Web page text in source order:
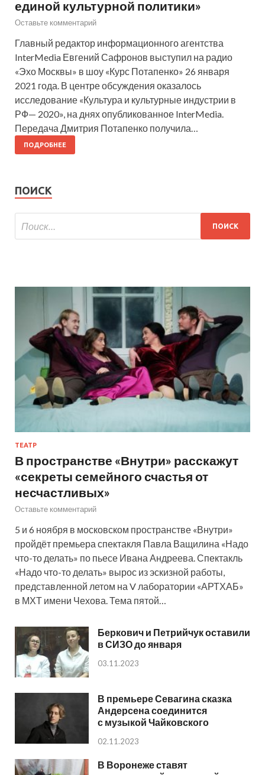
единой культурной политики»
Оставьте комментарий
Главный редактор информационного агентства
InterMedia Евгений Сафронов выступил на радио
«Эхо Москвы» в шоу «Курс Потапенко» 26 января
2021 года. В центре обсуждения оказалось
исследование «Культура и культурные индустрии в
РФ— 2020», на днях опубликованное InterMedia.
Передача Дмитрия Потапенко получила…
ПОДРОБНЕЕ
ПОИСК
ТЕАТР
В пространстве «Внутри» расскажут
«секреты семейного счастья от
несчастливых»
Оставьте комментарий
5 и 6 ноября в московском пространстве «Внутри»
пройдёт премьера спектакля Павла Ващилина «Надо
что-то делать» по пьесе Ивана Андреева. Спектакль
«Надо что-то делать» вырос из эскизной работы,
представленной летом на V лаборатории «АРТХАБ»
в МХТ имени Чехова. Тема пятой…
Беркович и Петрийчук оставили
в СИЗО до января
03.11.2023
В премьере Севагина сказка
Андерсена соединится
с музыкой Чайковского
02.11.2023
В Воронеже ставят